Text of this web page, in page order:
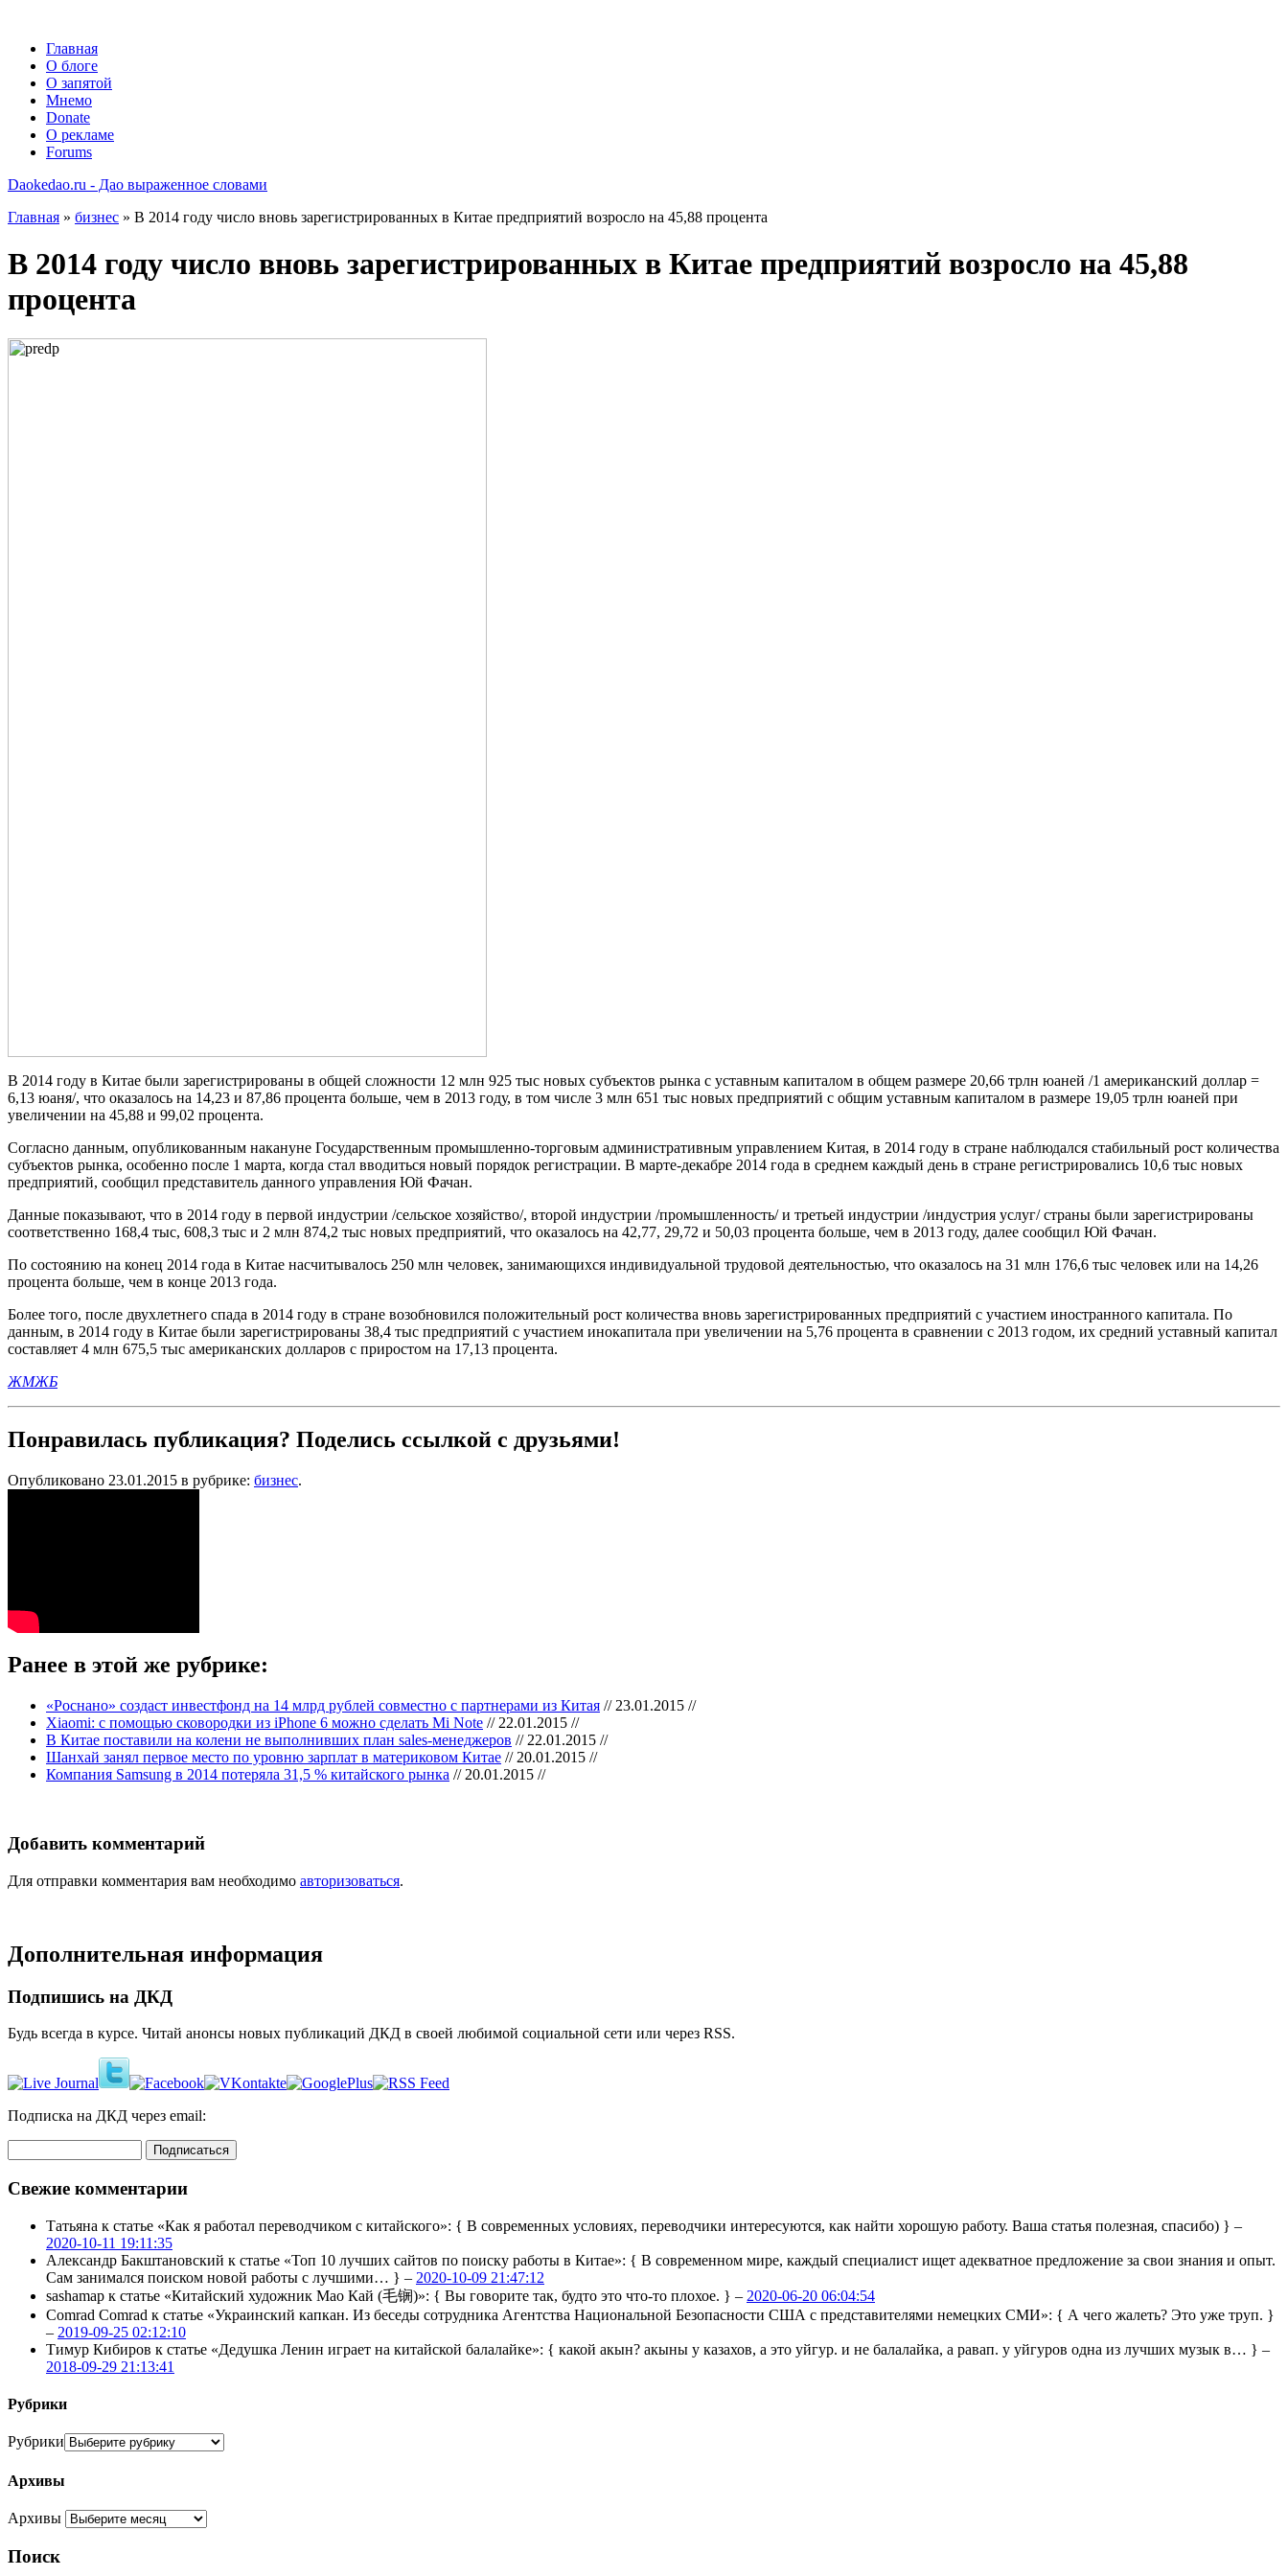
Главная
О блоге
О запятой
Мнемо
Donate
О рекламе
Forums
Daokedao.ru - Дао выраженное словами
Главная » бизнес » В 2014 году число вновь зарегистрированных в Китае предприятий возросло на 45,88 процента
В 2014 году число вновь зарегистрированных в Китае предприятий возросло на 45,88
процента
В 2014 году в Китае были зарегистрированы в общей сложности 12 млн 925 тыс новых субъектов рынка с уставным капиталом в общем размере 20,66 трлн юаней /1 американский доллар =
6,13 юаня/, что оказалось на 14,23 и 87,86 процента больше, чем в 2013 году, в том числе 3 млн 651 тыс новых предприятий с общим уставным капиталом в размере 19,05 трлн юаней при
увеличении на 45,88 и 99,02 процента.
Согласно данным, опубликованным накануне Государственным промышленно-торговым административным управлением Китая, в 2014 году в стране наблюдался стабильный рост количества
субъектов рынка, особенно после 1 марта, когда стал вводиться новый порядок регистрации. В марте-декабре 2014 года в среднем каждый день в стране регистрировались 10,6 тыс новых
предприятий, сообщил представитель данного управления Юй Фачан.
Данные показывают, что в 2014 году в первой индустрии /сельское хозяйство/, второй индустрии /промышленность/ и третьей индустрии /индустрия услуг/ страны были зарегистрированы
соответственно 168,4 тыс, 608,3 тыс и 2 млн 874,2 тыс новых предприятий, что оказалось на 42,77, 29,72 и 50,03 процента больше, чем в 2013 году, далее сообщил Юй Фачан.
По состоянию на конец 2014 года в Китае насчитывалось 250 млн человек, занимающихся индивидуальной трудовой деятельностью, что оказалось на 31 млн 176,6 тыс человек или на 14,26
процента больше, чем в конце 2013 года.
Более того, после двухлетнего спада в 2014 году в стране возобновился положительный рост количества вновь зарегистрированных предприятий с участием иностранного капитала. По
данным, в 2014 году в Китае были зарегистрированы 38,4 тыс предприятий с участием инокапитала при увеличении на 5,76 процента в сравнении с 2013 годом, их средний уставный капитал
составляет 4 млн 675,5 тыс американских долларов с приростом на 17,13 процента.
ЖМЖБ
Понравилась публикация? Поделись ссылкой с друзьями!
Опубликовано 23.01.2015 в рубрике: бизнес.
Ранее в этой же рубрике:
«Роснано» создаст инвестфонд на 14 млрд рублей совместно с партнерами из Китая // 23.01.2015 //
Xiaomi: с помощью сковородки из iPhone 6 можно сделать Mi Note // 22.01.2015 //
В Китае поставили на колени не выполнивших план sales-менеджеров // 22.01.2015 //
Шанхай занял первое место по уровню зарплат в материковом Китае // 20.01.2015 //
Компания Samsung в 2014 потеряла 31,5 % китайского рынка // 20.01.2015 //
Добавить комментарий
Для отправки комментария вам необходимо авторизоваться.
Дополнительная информация
Подпишись на ДКД
Будь всегда в курсе. Читай анонсы новых публикаций ДКД в своей любимой социальной сети или через RSS.
Подписка на ДКД через email:
Свежие комментарии
Татьяна к статье «Как я работал переводчиком с китайского»: { В современных условиях, переводчики интересуются, как найти хорошую работу. Ваша статья полезная, спасибо) } –
2020-10-11 19:11:35
Александр Бакштановский к статье «Топ 10 лучших сайтов по поиску работы в Китае»: { В современном мире, каждый специалист ищет адекватное предложение за свои знания и опыт.
Сам занимался поиском новой работы с лучшими… } – 2020-10-09 21:47:12
sashamap к статье «Китайский художник Мао Кай (毛锎)»: { Вы говорите так, будто это что-то плохое. } – 2020-06-20 06:04:54
Comrad Comrad к статье «Украинский капкан. Из беседы сотрудника Агентства Национальной Безопасности США с представителями немецких СМИ»: { А чего жалеть? Это уже труп. }
– 2019-09-25 02:12:10
Тимур Кибиров к статье «Дедушка Ленин играет на китайской балалайке»: { какой акын? акыны у казахов, а это уйгур. и не балалайка, а равап. у уйгуров одна из лучших музык в… } –
2018-09-29 21:13:41
Рубрики
Рубрики
Архивы
Архивы
Поиск